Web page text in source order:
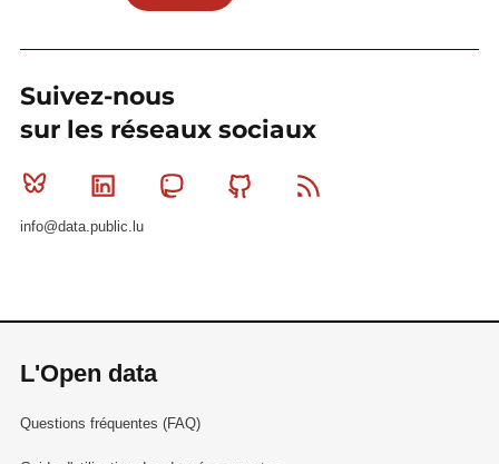
Suivez-nous
sur les réseaux sociaux
Bluesky Linkedin MastodonGithub
info@data.public.lu
L'Open data
Questions fréquentes (FAQ)